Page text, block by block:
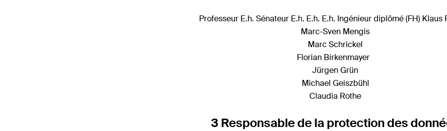
Professeur E.h. Sénateur E.h. E.h. E.h. Ingénieur diplômé (FH) Klaus
Marc-Sven Mengis
Marc Schrickel
Florian Birkenmayer
Jürgen Grün
Michael Geiszbühl
Claudia Rothe
3 Responsable de la protection des